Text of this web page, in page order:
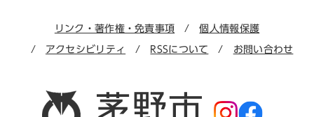
リンク・著作権・免責事項 個人情報保護
アクセシビリティ RSSについて お問い合わせ